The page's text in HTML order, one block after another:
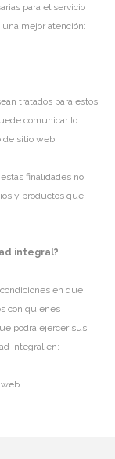
para el servicio
mejor atención:
tratados para estos
comunicar lo
sitio web.
finalidades no
y productos que
integral?
en que
con quienes
podrá ejercer sus
integral en:
web